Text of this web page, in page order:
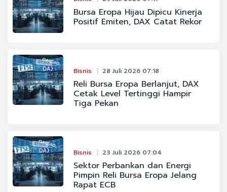
Bursa Eropa Hijau Dipicu Kinerja
Positif Emiten, DAX Catat Rekor
Bisnis 28 Juli 2026 07:18
Reli Bursa Eropa Berlanjut, DAX
Cetak Level Tertinggi Hampir
Tiga Pekan
Bisnis 23 Juli 2026 07:04
Sektor Perbankan dan Energi
Pimpin Reli Bursa Eropa Jelang
Rapat ECB